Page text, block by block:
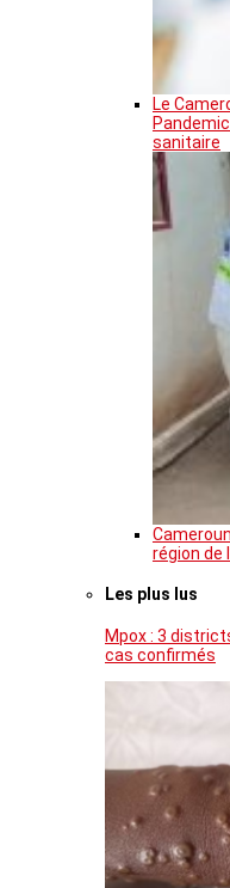
Le
sanitaire
région de
Les plus lus
Mpox : 3
cas confirmés